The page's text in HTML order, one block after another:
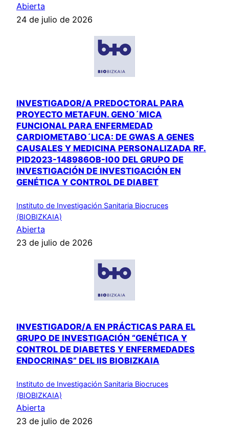
Abierta
24 de julio de 2026
INVESTIGADOR/A PREDOCTORAL PARA
PROYECTO METAFUN. GENO´MICA
FUNCIONAL PARA ENFERMEDAD
CARDIOMETABO´LICA: DE GWAS A GENES
CAUSALES Y MEDICINA PERSONALIZADA RF.
PID2023-148986OB-I00 DEL GRUPO DE
INVESTIGACIÓN DE INVESTIGACIÓN EN
GENÉTICA Y CONTROL DE DIABET
Instituto de Investigación Sanitaria Biocruces
(BIOBIZKAIA)
Abierta
23 de julio de 2026
INVESTIGADOR/A EN PRÁCTICAS PARA EL
GRUPO DE INVESTIGACIÓN “GENÉTICA Y
CONTROL DE DIABETES Y ENFERMEDADES
ENDOCRINAS” DEL IIS BIOBIZKAIA
Instituto de Investigación Sanitaria Biocruces
(BIOBIZKAIA)
Abierta
23 de julio de 2026